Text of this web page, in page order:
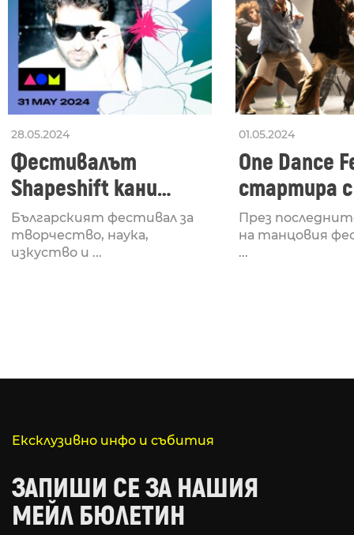
28.05.2024
Фестивалът
Shapeshift кани
Fabrizio Mammarella
за откриването си
Българският фестивал за
творчество, наука,
изкуство и ...
01.05.2024
One Dance
стартира
Lucid,
рейв
През
на танцовия
...
Ексклузивно инфо и събития
ЗАПИШИ СЕ ЗА НАШИЯ
МЕЙЛ БЮЛЕТИН